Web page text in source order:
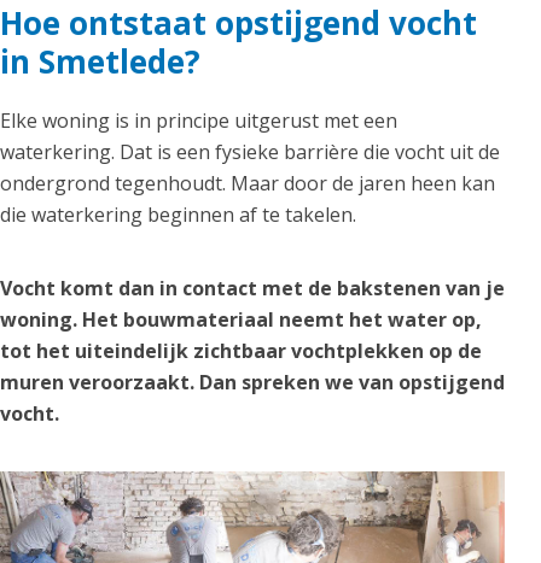
Hoe ontstaat opstijgend vocht
in Smetlede?
Elke woning is in principe uitgerust met een
waterkering. Dat is een fysieke barrière die vocht uit de
ondergrond tegenhoudt. Maar door de jaren heen kan
die waterkering beginnen af te takelen.
Vocht komt dan in contact met de bakstenen van je
woning. Het bouwmateriaal neemt het water op,
tot het uiteindelijk zichtbaar vochtplekken op de
muren veroorzaakt. Dan spreken we van opstijgend
vocht.